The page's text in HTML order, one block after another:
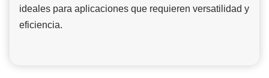
ideales para aplicaciones que requieren versatilidad y
eficiencia.